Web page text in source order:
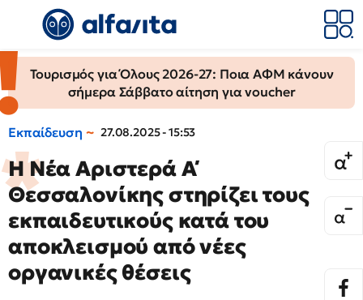
Τουρισμός για Όλους 2026-27: Ποια ΑΦΜ κάνουν
σήμερα Σάββατο αίτηση για voucher
Εκπαίδευση 27.08.2025 - 15:53
Η Νέα Αριστερά Α΄
Θεσσαλονίκης στηρίζει τους
εκπαιδευτικούς κατά του
αποκλεισμού από νέες
οργανικές θέσεις